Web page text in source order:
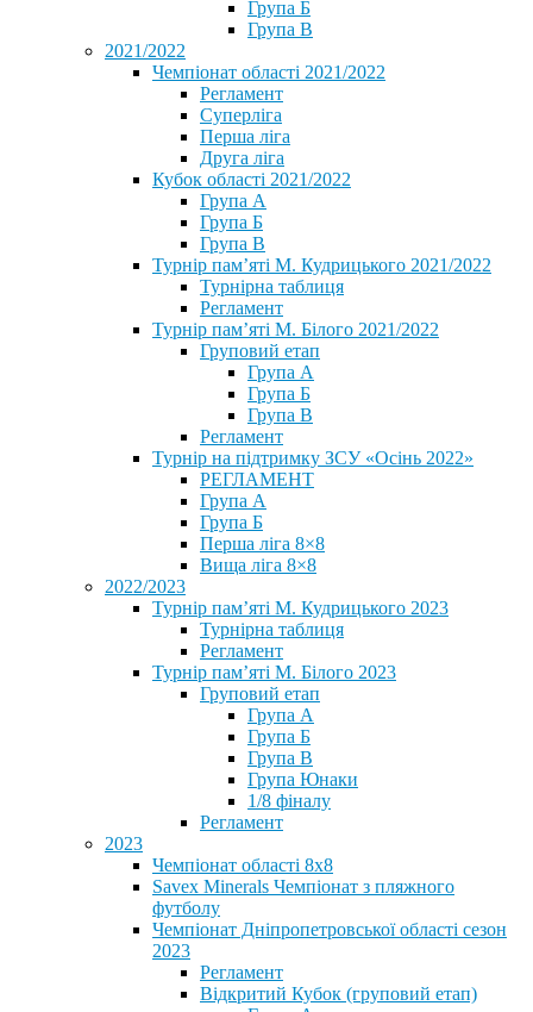
Група Б
Група В
2021/2022
Чемпіонат області 2021/2022
Регламент
Суперліга
Перша ліга
Друга ліга
Кубок області 2021/2022
Група А
Група Б
Група В
Турнір пам’яті М. Кудрицького 2021/2022
Турнірна таблиця
Регламент
Турнір пам’яті М. Білого 2021/2022
Груповий етап
Група А
Група Б
Група В
Регламент
Турнір на підтримку ЗСУ «Осінь 2022»
РЕГЛАМЕНТ
Група А
Група Б
Перша ліга 8×8
Вища ліга 8×8
2022/2023
Турнір пам’яті М. Кудрицького 2023
Турнірна таблиця
Регламент
Турнір пам’яті М. Білого 2023
Груповий етап
Група А
Група Б
Група В
Група Юнаки
1/8 фіналу
Регламент
2023
Чемпіонат області 8х8
Savex Minerals Чемпіонат з пляжного
футболу
Чемпіонат Дніпропетровської області сезон
2023
Регламент
Відкритий Кубок (груповий етап)